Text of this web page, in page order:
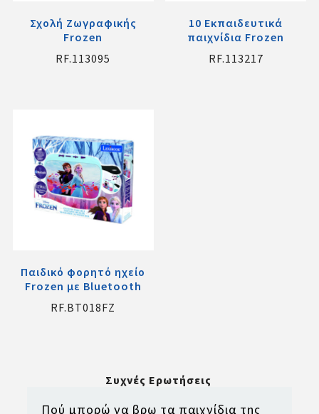
Σχολή Ζωγραφικής
Frozen
RF.113095
10 Εκπαιδευτικά
παιχνίδια Frozen
RF.113217
Παιδικό φορητό ηχείο
Frozen με Bluetooth
RF.BT018FZ
Συχνές Ερωτήσεις
Πού μπορώ να βρω τα παιχνίδια της